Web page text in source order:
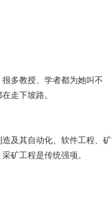
多教授、学者都为她叫不
走下坡路。
及其自动化、软件工程、矿
矿工程是传统强项。